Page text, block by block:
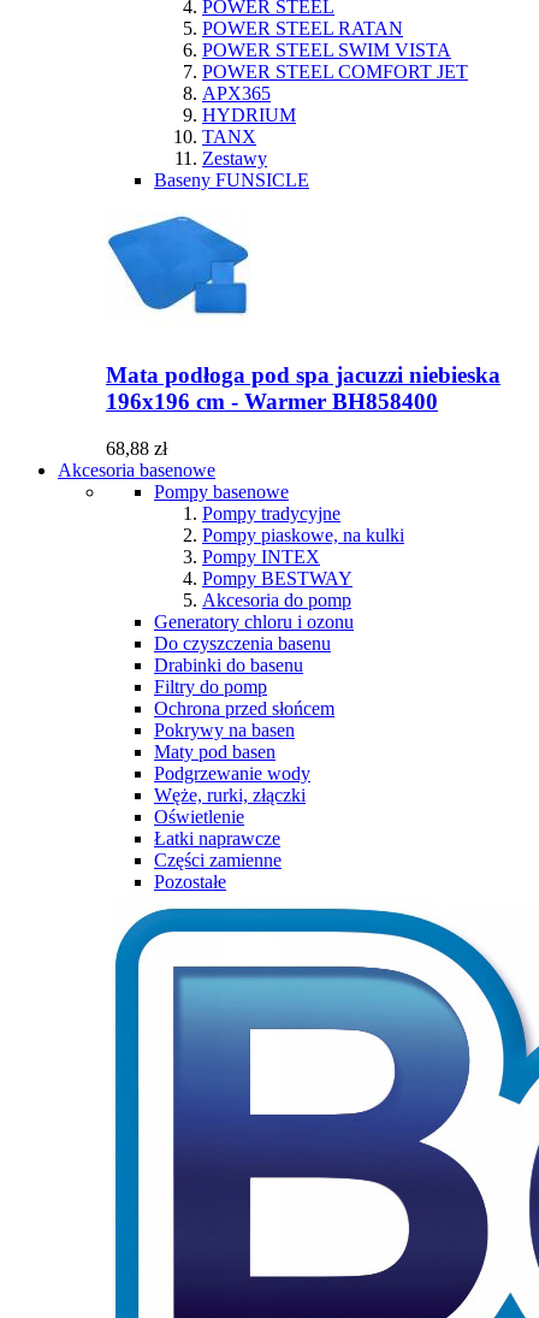
POWER STEEL
POWER STEEL RATAN
POWER STEEL SWIM VISTA
POWER STEEL COMFORT JET
APX365
HYDRIUM
TANX
Zestawy
Baseny FUNSICLE
Mata podłoga pod spa jacuzzi niebieska
196x196 cm - Warmer BH858400
68,88 zł
Akcesoria basenowe
Pompy basenowe
Pompy tradycyjne
Pompy piaskowe, na kulki
Pompy INTEX
Pompy BESTWAY
Akcesoria do pomp
Generatory chloru i ozonu
Do czyszczenia basenu
Drabinki do basenu
Filtry do pomp
Ochrona przed słońcem
Pokrywy na basen
Maty pod basen
Podgrzewanie wody
Węże, rurki, złączki
Oświetlenie
Łatki naprawcze
Części zamienne
Pozostałe